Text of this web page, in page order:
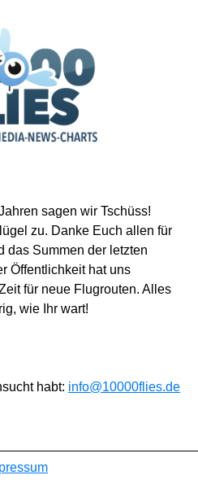
sagen wir Tschüss!
zu. Danke Euch allen für
das Summen der letzten
Öffentlichkeit hat uns
für neue Flugrouten. Alles
wie Ihr wart!
habt: info@10000flies.de